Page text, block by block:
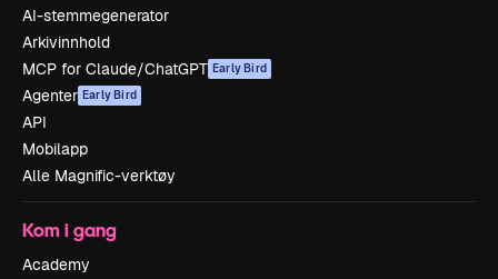
AI-stemmegenerator
Arkivinnhold
MCP for Claude/ChatGPT Early Bird
Agenter Early Bird
API
Mobilapp
Alle Magnific-verktøy
Kom i gang
Academy